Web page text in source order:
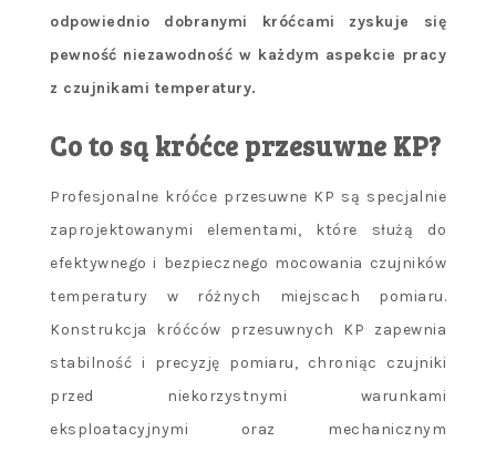
odpowiednio dobranymi króćcami zyskuje się
pewność niezawodność w każdym aspekcie pracy
z czujnikami temperatury.
Co to są króćce przesuwne KP?
Profesjonalne króćce przesuwne KP są specjalnie
zaprojektowanymi elementami, które służą do
efektywnego i bezpiecznego mocowania czujników
temperatury w różnych miejscach pomiaru.
Konstrukcja króćców przesuwnych KP zapewnia
stabilność i precyzję pomiaru, chroniąc czujniki
przed niekorzystnymi warunkami
eksploatacyjnymi oraz mechanicznym